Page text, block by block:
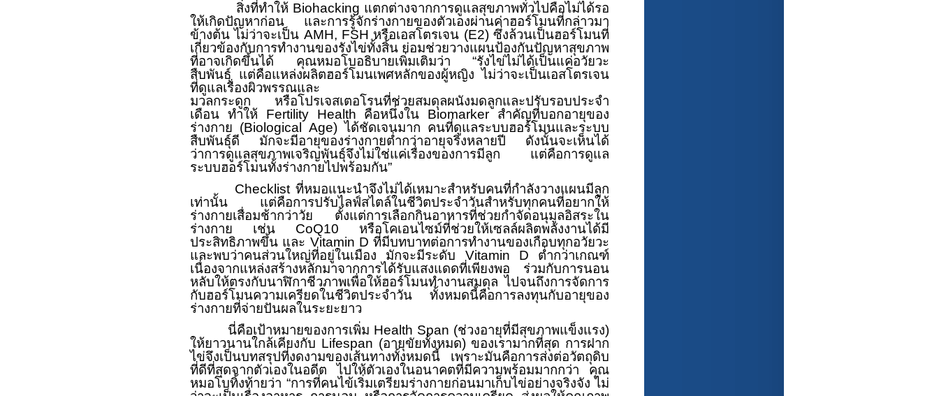
สิ่งที่ทำให้ Biohacking แตกต่างจากการดูแลสุขภาพทั่วไปคือไม่ได้รอ
ให้เกิดปัญหาก่อน และการรู้จักร่างกายของตัวเองผ่านค่าฮอร์โมนที่กล่าวมา
ข้างต้น ไม่ว่าจะเป็น AMH, FSH หรือเอสโตรเจน (E2)ซึ่งล้วนเป็นฮอร์โมนที่
เกี่ยวข้องกับการทำงานของรังไข่ทั้งสิ้น ย่อมช่วยวางแผนป้องกันปัญหาสุขภาพ
ที่อาจเกิดขึ้นได้ คุณหมอโบอธิบายเพิ่มเติมว่า “รังไข่ไม่ได้เป็นแค่อวัยวะ
สืบพันธุ์ แต่คือแหล่งผลิตฮอร์โมนเพศหลักของผู้หญิง ไม่ว่าจะเป็นเอสโตรเจน
ที่ดูแลเรื่องผิวพรรณและ
มวลกระดูก หรือโปรเจสเตอโรนที่ช่วยสมดุลผนังมดลูกและปรับรอบประจำ
เดือน ทำให้ Fertility Health คือหนึ่งใน Biomarker สำคัญที่บอกอายุของ
ร่างกาย (Biological Age)ได้ชัดเจนมาก คนที่ดูแลระบบฮอร์โมนและระบบ
สืบพันธุ์ดี มักจะมีอายุของร่างกายต่ำกว่าอายุจริงหลายปี ดังนั้นจะเห็นได้
ว่าการดูแลสุขภาพเจริญพันธุ์จึงไม่ใช่แค่เรื่องของการมีลูก แต่คือการดูแล
ระบบฮอร์โมนทั้งร่างกายไปพร้อมกัน”
Checklist ที่หมอแนะนำจึงไม่ได้เหมาะสำหรับคนที่กำลังวางแผนมีลูก
เท่านั้น แต่คือการปรับไลฟ์สไตล์ในชีวิตประจำวันสำหรับทุกคนที่อยากให้
ร่างกายเสื่อมช้ากว่าวัย ตั้งแต่การเลือกกินอาหารที่ช่วยกำจัดอนุมูลอิสระใน
ร่างกาย เช่น CoQ10 หรือโคเอนไซม์ที่ช่วยให้เซลล์ผลิตพลังงานได้มี
ประสิทธิภาพขึ้น และ Vitamin D ที่มีบทบาทต่อการทำงานของเกือบทุกอวัยวะ
และพบว่าคนส่วนใหญ่ที่อยู่ในเมือง มักจะมีระดับ Vitamin D ต่ำกว่าเกณฑ์
เนื่องจากแหล่งสร้างหลักมาจากการได้รับแสงแดดที่เพียงพอ ร่วมกับการนอน
หลับให้ตรงกับนาฬิกาชีวภาพเพื่อให้ฮอร์โมนทำงานสมดุล ไปจนถึงการจัดการ
กับฮอร์โมนความเครียดในชีวิตประจำวัน ทั้งหมดนี้คือการลงทุนกับอายุของ
ร่างกายที่จ่ายปันผลในระยะยาว
นี่คือเป้าหมายของการเพิ่ม Health Span (ช่วงอายุที่มีสุขภาพแข็งแรง)
ให้ยาวนานใกล้เคียงกับ Lifespan (อายุขัยทั้งหมด) ของเรามากที่สุด การฝาก
ไข่จึงเป็นบทสรุปที่งดงามของเส้นทางทั้งหมดนี้ เพราะมันคือการส่งต่อวัตถุดิบ
ที่ดีที่สุดจากตัวเองในอดีต ไปให้ตัวเองในอนาคตที่มีความพร้อมมากกว่า คุณ
หมอโบทิ้งท้ายว่า “การที่คนไข้เริ่มเตรียมร่างกายก่อนมาเก็บไข่อย่างจริงจัง ไม่